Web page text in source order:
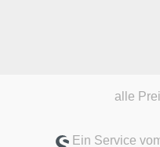
alle
Ein Service